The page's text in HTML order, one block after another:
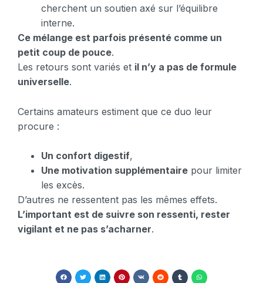
cherchent un soutien axé sur l’équilibre
interne.
Ce mélange est parfois présenté comme un
petit coup de pouce.
Les retours sont variés et il n’y a pas de formule
universelle.
Certains amateurs estiment que ce duo leur
procure :
Un confort digestif,
Une motivation supplémentaire pour limiter
les excès.
D’autres ne ressentent pas les mêmes effets.
L’important est de suivre son ressenti, rester
vigilant et ne pas s’acharner.